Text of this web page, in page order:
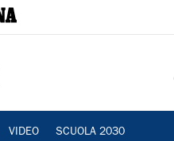
VIDEO SCUOLA 2030